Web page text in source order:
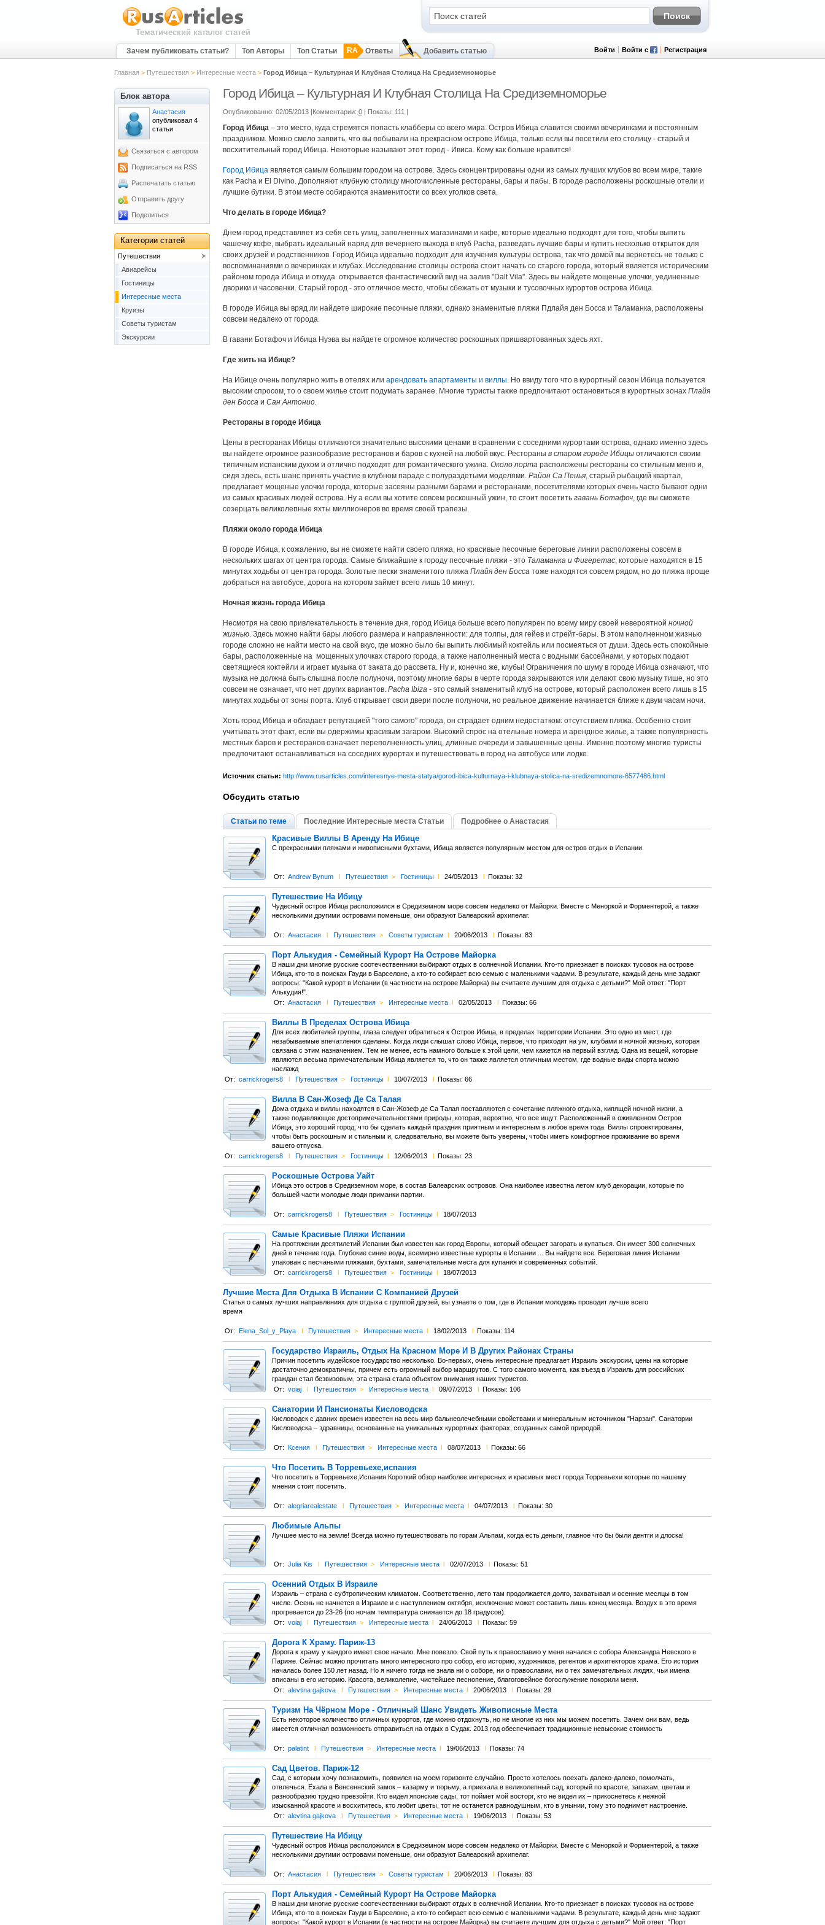
Тематический каталог статей
Зачем публиковать статьи? Топ Авторы Топ Статьи RA Ответы Добавить статью Войти Войти с Регистрация
Главная > Путешествия > Интересные места> Город Ибица – Культурная И Клубная Столица На Средиземноморье
Город Ибица – Культурная И Клубная Столица На Средиземноморье
Опубликованно: 02/05/2013 |Комментарии: 0 | Показы: 111 |
Город Ибица– это место, куда стремятся попасть клабберы со всего мира. Остров Ибица славится своими вечеринками и постоянным
праздником. Можно смело заявить, что вы побывали на прекрасном острове Ибица, только если вы посетили его столицу - старый и
восхитительный город Ибица. Некоторые называют этот город - Ивиса. Кому как больше нравится!
Город Ибицаявляется самым большим городом на острове. Здесь сконцентрированы одни из самых лучших клубов во всем мире, такие
как Pacha и El Divino. Дополняют клубную столицу многочисленные рестораны, бары и пабы. В городе расположены роскошные отели и
лучшие бутики. В этом месте собираются знаменитости со всех уголков света.
Что делать в городе Ибица?
Днем город представляет из себя сеть улиц, заполненных магазинами и кафе, которые идеально подходят для того, чтобы выпить
чашечку кофе, выбрать идеальный наряд для вечернего выхода в клуб Pacha, разведать лучшие бары и купить несколько открыток для
своих друзей и родственников. Город Ибица идеально подходит для изучения культуры острова, так что домой вы вернетесь не только с
воспоминаниями о вечеринках и клубах. Исследование столицы острова стоит начать со старого города, который является историческим
районом города Ибица и откуда открывается фантастический вид на залив "Dalt Vila". Здесь вы найдете мощеные улочки, уединенные
дворики и часовенки. Старый город - это отличное место, чтобы сбежать от музыки и тусовочных курортов острова Ибица.
В городе Ибица вы вряд ли найдете широкие песочные пляжи, однако знаменитые пляжи Пдлайя ден Босса и Таламанка, расположены
совсем недалеко от города.
В гавани Ботафоч и Ибица Нуэва вы найдете огромное количество роскошных пришвартованных здесь яхт.
Где жить на Ибице?
На Ибице очень популярно жить в отелях или арендовать апартаменты и виллы. Но ввиду того что в курортный сезон Ибица пользуется
высоким спросом, то о своем жилье стоит подумать заранее. Многие туристы также предпочитают остановиться в курортных зонахПлайя
ден Боссаи Сан Антонио.
Рестораны в городе Ибица
Цены в ресторанах Ибицы отличаются значительно высокими ценами в сравнении с соседними курортами острова, однако именно здесь
вы найдете огромное разнообразие ресторанов и баров с кухней на любой вкус. Рестораны в старом городе Ибицыотличаются своим
типичным испанским духом и отлично подходят для романтического ужина.Около портарасположены рестораны со стильным меню и,
сидя здесь, есть шанс принять участие в клубном параде с полураздетыми моделями. Район Са Пенья, старый рыбацкий квартал,
предлагает мощеные улочки города, которые засеяны разными барами и ресторанами, посетителями которых очень часто бывают одни
из самых красивых людей острова. Ну а если вы хотите совсем роскошный ужин, то стоит посетить гавань Ботафоч, где вы сможете
созерцать великолепные яхты миллионеров во время своей трапезы.
Пляжи около города Ибица
В городе Ибица, к сожалению, вы не сможете найти своего пляжа, но красивые песочные береговые линии расположены совсем в
нескольких шагах от центра города. Самые ближайшие к городу песочные пляжи - это Таламанка и Фигеретас, которые находятся в 15
минутах ходьбы от центра города. Золотые пески знаменитого пляжа Плайя ден Боссатоже находятся совсем рядом, но до пляжа проще
добраться на автобусе, дорога на котором займет всего лишь 10 минут.
Ночная жизнь города Ибица
Несмотря на свою привлекательность в течение дня, город Ибица больше всего популярен по всему миру своей невероятной ночной
жизнью. Здесь можно найти бары любого размера и направленности: для толпы, для гейев и стрейт-бары. В этом наполненном жизнью
городе сложно не найти место на свой вкус, где можно было бы выпить любимый коктейль или посмеяться от души. Здесь есть спокойные
бары, расположенные на мощенных улочках старого города, а также наполненный места с водными бассейнами, у которых подают
светящиеся коктейли и играет музыка от заката до рассвета. Ну и, конечно же, клубы! Ограничения по шуму в городе Ибица означают, что
музыка не должна быть слышна после полуночи, поэтому многие бары в черте города закрываются или делают свою музыку тише, но это
совсем не означает, что нет других вариантов. Pacha Ibiza- это самый знаменитый клуб на острове, который расположен всего лишь в 15
минутах ходьбы от зоны порта. Клуб открывает свои двери после полуночи, но реальное движение начинается ближе к двум часам ночи.
Хоть город Ибица и обладает репутацией "того самого" города, он страдает одним недостатком: отсутствием пляжа. Особенно стоит
учитывать этот факт, если вы одержимы красивым загаром. Высокий спрос на отельные номера и арендное жилье, а также популярность
местных баров и ресторанов означает переполненность улиц, длинные очереди и завышенные цены. Именно поэтому многие туристы
предпочитают останавливаться на соседних курортах и путешествовать в город на автобусе или лодке.
Источник статьи: http://www.rusarticles.com/interesnye-mesta-statya/gorod-ibica-kulturnaya-i-klubnaya-stolica-na-sredizemnomore-6577486.html
Обсудить статью
Статьи по теме Последние Интересные места Статьи Подробнее о Анастасия
Красивые Виллы В Аренду На Ибице
С прекрасными пляжами и живописными бухтами, Ибица является популярным местом для остров отдых в Испании.
От: Andrew Bynum l Путешествия > Гостиницы l 24/05/2013 l Показы: 32
Путешествие На Ибицу
Чудесный остров Ибица расположился в Средиземном море совсем недалеко от Майорки. Вместе с Меноркой и Форментерой, а также
несколькими другими островами поменьше, они образуют Балеарский архипелаг.
От: Анастасия l Путешествия > Советы туристам l 20/06/2013 l Показы: 83
Порт Алькудия - Семейный Курорт На Острове Майорка
В наши дни многие русские соотечественники выбирают отдых в солнечной Испании. Кто-то приезжает в поисках тусовок на острове
Ибица, кто-то в поисках Гауди в Барселоне, а кто-то собирает всю семью с маленькими чадами. В результате, каждый день мне задают
вопросы: "Какой курорт в Испании (в частности на острове Майорка) вы считаете лучшим для отдыха с детьми?" Мой ответ: "Порт
Алькудия!".
От: Анастасия l Путешествия > Интересные места l 02/05/2013 l Показы: 66
Виллы В Пределах Острова Ибица
Для всех любителей группы, глаза следует обратиться к Остров Ибица, в пределах территории Испании. Это одно из мест, где
незабываемые впечатления сделаны. Когда люди слышат слово Ибица, первое, что приходит на ум, клубами и ночной жизнью, которая
связана с этим назначением. Тем не менее, есть намного больше к этой цели, чем кажется на первый взгляд. Одна из вещей, которые
являются весьма примечательным Ибица является то, что он также является отличным местом, где водные виды спорта можно
наслажд
От: carrickrogers8 l Путешествия > Гостиницы l 10/07/2013 l Показы: 66
Вилла В Сан-Жозеф Де Са Талая
Дома отдыха и виллы находятся в Сан-Жозеф де Са Талая поставляются с сочетание пляжного отдыха, кипящей ночной жизни, а
также подавляющее достопримечательностями природы, которая, вероятно, что все ищут. Расположенный в оживленном Остров
Ибица, это хороший город, что бы сделать каждый праздник приятным и интересным в любое время года. Виллы спроектированы,
чтобы быть роскошным и стильным и, следовательно, вы можете быть уверены, чтобы иметь комфортное проживание во время
вашего отпуска.
От: carrickrogers8 l Путешествия > Гостиницы l 12/06/2013 l Показы: 23
Роскошные Острова Уайт
Ибица это остров в Средиземном море, в состав Балеарских островов. Она наиболее известна летом клуб декорации, которые по
большей части молодые люди приманки партии.
От: carrickrogers8 l Путешествия > Гостиницы l 18/07/2013
Самые Красивые Пляжи Испании
На протяжении десятилетий Испании был известен как город Европы, который обещает загорать и купаться. Он имеет 300 солнечных
дней в течение года. Глубокие синие воды, всемирно известные курорты в Испании ... Вы найдете все. Береговая линия Испании
упакован с песчаными пляжами, бухтами, замечательные места для купания и современных событий.
От: carrickrogers8 l Путешествия > Гостиницы l 18/07/2013
Лучшие Места Для Отдыха В Испании С Компанией Друзей
Статья о самых лучших направлениях для отдыха с группой друзей, вы узнаете о том, где в Испании молодежь проводит лучше всего
время
От: Elena_Sol_y_Playa l Путешествия > Интересные места l 18/02/2013 l Показы: 114
Государство Израиль, Отдых На Красном Море И В Других Районах Страны
Причин посетить иудейское государство несколько. Во-первых, очень интересные предлагает Израиль экскурсии, цены на которые
достаточно демократичны, причем есть огромный выбор маршрутов. С того самого момента, как въезд в Израиль для российских
граждан стал безвизовым, эта страна стала объектом внимания наших туристов.
От: voiaj l Путешествия > Интересные места l 09/07/2013 l Показы: 106
Санатории И Пансионаты Кисловодска
Кисловодск с давних времен известен на весь мир бальнеолечебными свойствами и минеральным источником "Нарзан". Санатории
Кисловодска – здравницы, основанные на уникальных курортных факторах, созданных самой природой.
От: Ксения l Путешествия > Интересные места l 08/07/2013 l Показы: 66
Что Посетить В Торревьехе,испания
Что посетить в Торревьехе,Испания.Короткий обзор наиболее интересных и красивых мест города Торревьехи которые по нашему
мнения стоит посетить.
От: alegriarealestate l Путешествия > Интересные места l 04/07/2013 l Показы: 30
Любимые Альпы
Лучшее место на земле! Всегда можно путешествовать по горам Альпам, когда есть деньги, главное что бы были дентги и длоска!
От: Julia Kis l Путешествия > Интересные места l 02/07/2013 l Показы: 51
Осенний Отдых В Израиле
Израиль – страна с субтропическим климатом. Соответственно, лето там продолжается долго, захватывая и осенние месяцы в том
числе. Осень не начнется в Израиле и с наступлением октября, исключение может составить лишь конец месяца. Воздух в это время
прогревается до 23-26 (по ночам температура снижается до 18 градусов).
От: voiaj l Путешествия > Интересные места l 24/06/2013 l Показы: 59
Дорога К Храму. Париж-13
Дорога к храму у каждого имеет свое начало. Мне повезло. Свой путь к православию у меня начался с собора Александра Невского в
Париже. Сейчас можно прочитать много интересного про собор, его историю, художников, регентов и архитекторов храма. Его история
началась более 150 лет назад. Но я ничего тогда не знала ни о соборе, ни о православии, ни о тех замечательных людях, чьи имена
вписаны в его историю. Красота, великолепие, чистейшее песнопение, благоговейное богослужение покорили меня.
От: alevtina gajkova l Путешествия > Интересные места l 20/06/2013 l Показы: 29
Туризм На Чёрном Море - Отличный Шанс Увидеть Живописные Места
Есть некоторое количество отличных курортов, где можно отдохнуть, но не многие из них мы можем посетить. Зачем они вам, ведь
имеется отличная возможность отправиться на отдых в Судак. 2013 год обеспечивает традиционные невысокие стоимость
От: palatint l Путешествия > Интересные места l 19/06/2013 l Показы: 74
Сад Цветов. Париж-12
Сад, с которым хочу познакомить, появился на моем горизонте случайно. Просто хотелось поехать далеко-далеко, помолчать,
отвлечься. Ехала в Венсеннский замок – казарму и тюрьму, а приехала в великолепный сад, который по красоте, запахам, цветам и
разнообразию трудно превзойти. Кто видел японские сады, тот поймет мой восторг, кто не видел их – прикоснетесь к нежной
изысканной красоте и восхититесь, кто любит цветы, тот не останется равнодушным, кто в унынии, тому это поднимет настроение.
От: alevtina gajkova l Путешествия > Интересные места l 19/06/2013 l Показы: 53
Путешествие На Ибицу
Чудесный остров Ибица расположился в Средиземном море совсем недалеко от Майорки. Вместе с Меноркой и Форментерой, а также
несколькими другими островами поменьше, они образуют Балеарский архипелаг.
От: Анастасия l Путешествия > Советы туристам l 20/06/2013 l Показы: 83
Порт Алькудия - Семейный Курорт На Острове Майорка
В наши дни многие русские соотечественники выбирают отдых в солнечной Испании. Кто-то приезжает в поисках тусовок на острове
Ибица, кто-то в поисках Гауди в Барселоне, а кто-то собирает всю семью с маленькими чадами. В результате, каждый день мне задают
вопросы: "Какой курорт в Испании (в частности на острове Майорка) вы считаете лучшим для отдыха с детьми?" Мой ответ: "Порт
Блок автора
Анастасия
опубликовал 4
статьи
Связаться с автором
Подписаться на RSS
Распечатать статью
Отправить другу
Поделиться
Категории статей
Путешествия
Авиарейсы
Гостиницы
Интересные места
Круизы
Советы туристам
Экскурсии